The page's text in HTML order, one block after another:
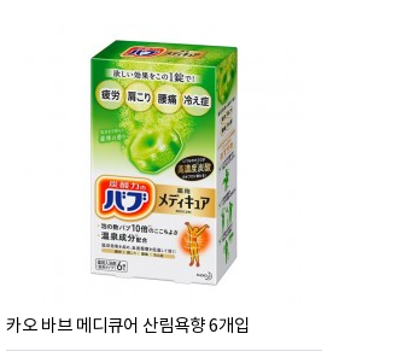
카오 바브 메디큐어 산림욕향 6개입